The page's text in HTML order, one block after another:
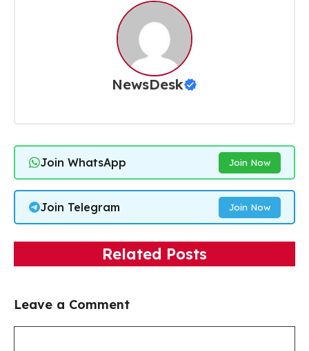
NewsDesk
Join WhatsApp Join Now
Join Telegram Join Now
Related Posts
Leave a Comment